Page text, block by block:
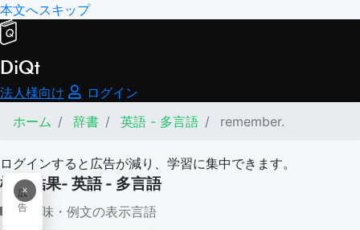
本文へスキップ
DiQt
法人様向け
ログイン
ホーム
辞書 英語 - 多言語 remember.
ログインすると広告が減り、学習に集中できます。
×
広
告
検索結果- 英語 - 多言語
意味・例文の表示言語